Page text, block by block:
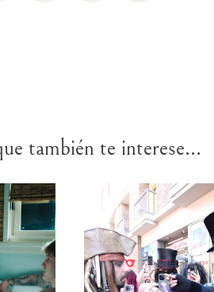
también te interese...